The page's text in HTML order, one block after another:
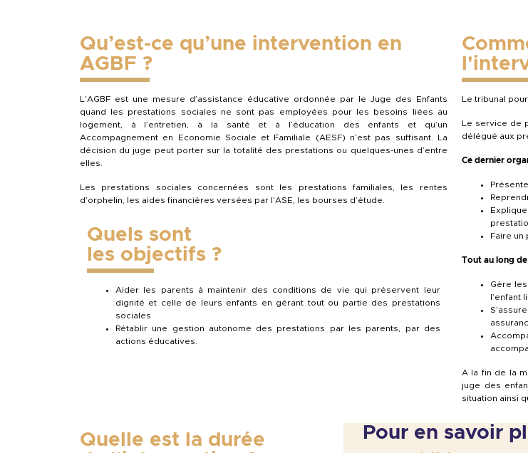
Qu’est-ce qu’une intervention en
AGBF ?
L’AGBF est une mesure d’assistance éducative ordonnée par le Juge des Enfants
quand les prestations sociales ne sont pas employées pour les besoins liées au
logement, à l’entretien, à la santé et à l’éducation des enfants et qu’un
Accompagnement en Economie Sociale et Familiale (AESF) n’est pas suffisant. La
décision du juge peut porter sur la totalité des prestations ou quelques-unes d’entre
elles.
Les prestations sociales concernées sont les prestations familiales, les rentes
d’orphelin, les aides financières versées par l’ASE, les bourses d’étude.
Quels sont
les objectifs ?
Aider les parents à maintenir des conditions de vie qui préservent leur
dignité et celle de leurs enfants en gérant tout ou partie des prestations
sociales
Rétablir une gestion autonome des prestations par les parents, par des
actions éducatives.
Le tribunal
Le service de
délégué aux
Ce dernier
Faire un
Tout au long
Gère
l’enfant
A la fin de la
juge des
situation ainsi
Quelle est la durée
Pour en savoir